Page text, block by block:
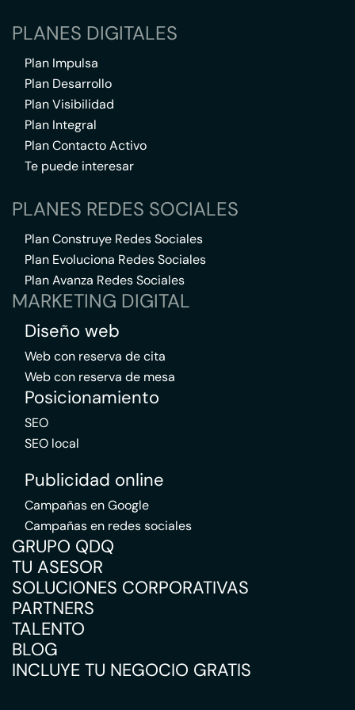
PLANES DIGITALES
Plan Impulsa
Plan Desarrollo
Plan Visibilidad
Plan Integral
Plan Contacto Activo
Te puede interesar
PLANES REDES SOCIALES
Plan Construye Redes Sociales
Plan Evoluciona Redes Sociales
Plan Avanza Redes Sociales
MARKETING DIGITAL
Diseño web
Web con reserva de cita
Web con reserva de mesa
Posicionamiento
SEO
SEO local
Publicidad online
Campañas en Google
Campañas en redes sociales
GRUPO QDQ
TU ASESOR
SOLUCIONES CORPORATIVAS
PARTNERS
TALENTO
BLOG
INCLUYE TU NEGOCIO GRATIS